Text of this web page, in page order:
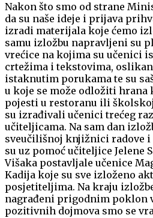
Nakon što smo od strane
da su naše ideje i prijava
izradi materijala koje ćemo
samu izložbu napravljeni su
vrećice na kojima su učenici
crtežima i tekstovima,
istaknutim porukama te su
u koje se može odložiti
pojesti u restoranu ili
su izrađivali učenici trećeg
učiteljicama. Na sam dan
sveučilišnoj knjižnici radove
su uz pomoć učiteljice Jelene
Višaka postavljale učenice
Kadija koje su sve izloženo
posjetiteljima. Na kraju
nagrađeni prigodnim poklon
pozitivnih dojmova smo se